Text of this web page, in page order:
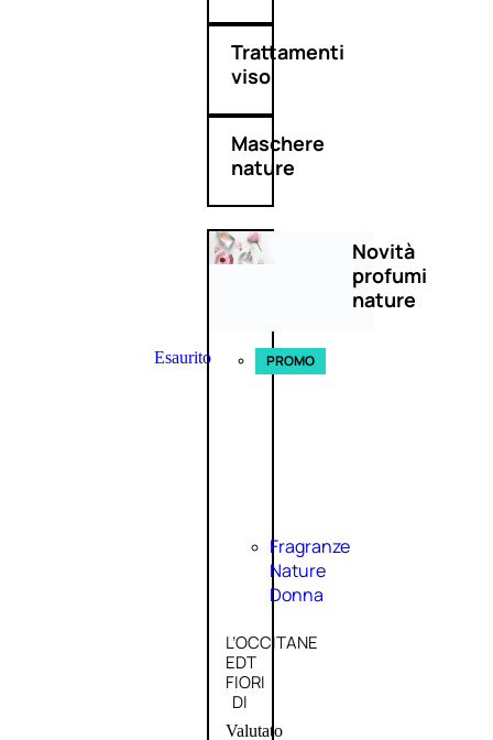
Trattamenti
viso
Maschere
nature
Novità
profumi
nature
Esaurito PROMO
Fragranze
Nature
Donna
L’OCCITANE
EDT
FIORI
DI
Valutato